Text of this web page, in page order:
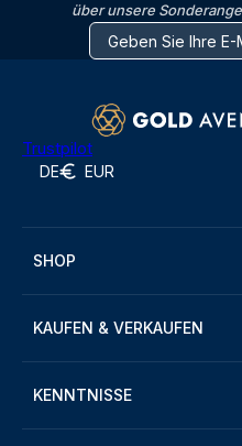
über unsere
Trustpilot
DE EUR
SHOP
KAUFEN & VERKAUFEN
KENNTNISSE